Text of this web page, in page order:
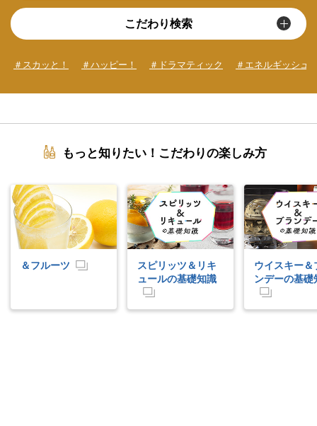
こだわり検索
＃スカッと！ ＃ハッピー！ ＃ドラマティック ＃エネルギッシュ
もっと知りたい！こだわりの楽しみ方
＆フルーツ
スピリッツ＆リキ
ュールの基礎知識
ウイスキー＆
ンデーの基礎